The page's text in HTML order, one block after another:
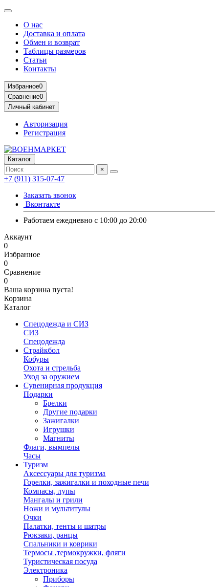
О нас
Доставка и оплата
Обмен и возврат
Таблицы размеров
Статьи
Контакты
Избранное0
Сравнение0
Личный кабинет
Авторизация
Регистрация
Каталог
×
+7 (911) 315-07-47
Заказать звонок
Вконтакте
Работаем ежедневно с 10:00 до 20:00
Аккаунт
0
Избранное
0
Сравнение
0
Ваша корзина пуста!
Корзина
Каталог
Спецодежда и СИЗ
СИЗ
Спецодежда
Страйкбол
Кобуры
Охота и стрельба
Уход за оружием
Сувенирная продукция
Подарки
Брелки
Другие подарки
Зажигалки
Игрушки
Магниты
Флаги, вымпелы
Часы
Туризм
Аксессуары для туризма
Горелки, зажигалки и походные печи
Компасы, лупы
Мангалы и грили
Ножи и мультитулы
Очки
Палатки, тенты и шатры
Рюкзаки, ранцы
Спальники и коврики
Термосы ,термокружки, фляги
Туристическая посуда
Электроника
Приборы